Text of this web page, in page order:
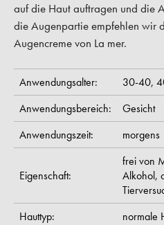
auf die Haut auftragen und die
die Augenpartie empfehlen wir
Augencreme von La mer.
Anwendungsalter: 30-40,
Anwendungsbereich:
Gesicht
Anwendungszeit:
morgens
Eigenschaft:
frei von
Alkohol,
Hauttyp:
normale